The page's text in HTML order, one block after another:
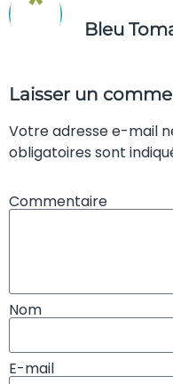
Bleu
Laisser un
Votre adresse e-mail
obligatoires sont
Commentaire
Nom
E-mail